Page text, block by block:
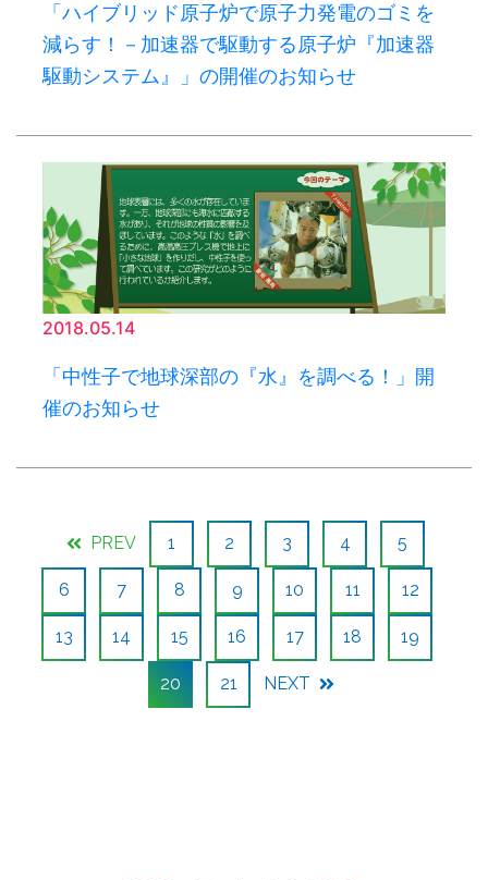
「ハイブリッド原子炉で原子力発電のゴミを
減らす！－加速器で駆動する原子炉『加速器
駆動システム』」の開催のお知らせ
2018.05.14
「中性子で地球深部の『水』を調べる！」開
催のお知らせ
PREV 1 2 3 4 5
6 7 8 9 10 11 12
13 14 15 16 17 18 19
20 21 NEXT